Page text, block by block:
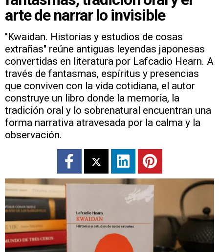
arte de narrar lo invisible
"Kwaidan. Historias y estudios de cosas
extrañas" reúne antiguas leyendas japonesas
convertidas en literatura por Lafcadio Hearn. A
través de fantasmas, espíritus y presencias
que conviven con la vida cotidiana, el autor
construye un libro donde la memoria, la
tradición oral y lo sobrenatural encuentran una
forma narrativa atravesada por la calma y la
observación.